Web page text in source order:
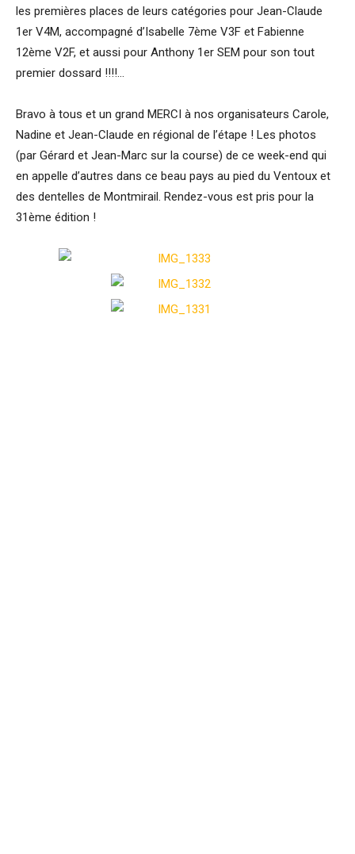
les premières places de leurs catégories pour Jean-Claude
1er V4M, accompagné d’Isabelle 7ème V3F et Fabienne
12ème V2F, et aussi pour Anthony 1er SEM pour son tout
premier dossard !!!!…
Bravo à tous et un grand MERCI à nos organisateurs Carole,
Nadine et Jean-Claude en régional de l’étape ! Les photos
(par Gérard et Jean-Marc sur la course) de ce week-end qui
en appelle d’autres dans ce beau pays au pied du Ventoux et
des dentelles de Montmirail. Rendez-vous est pris pour la
31ème édition !